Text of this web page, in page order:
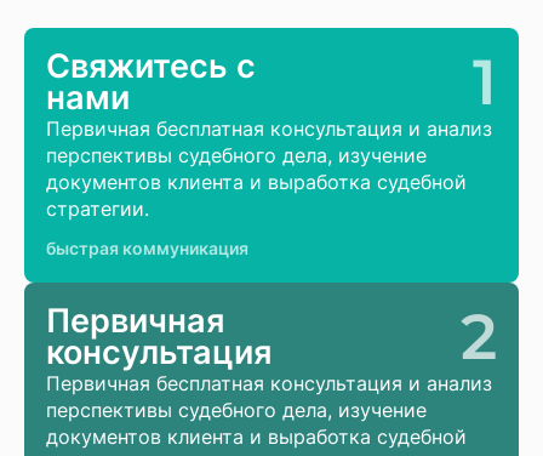
Свяжитесь с
нами
1
Первичная бесплатная консультация и анализ
перспективы судебного дела, изучение
документов клиента и выработка судебной
стратегии.
быстрая коммуникация
Первичная
консультация
2
Первичная бесплатная консультация и анализ
перспективы судебного дела, изучение
документов клиента и выработка судебной